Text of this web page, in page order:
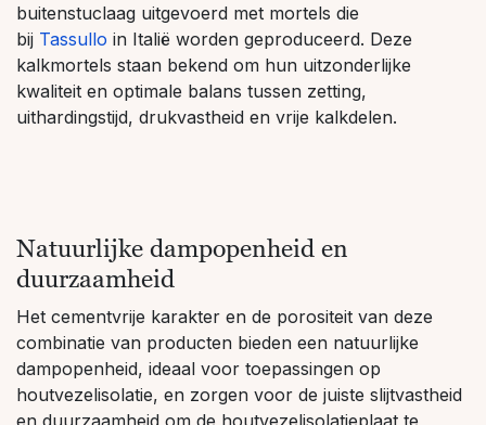
buitenstuclaag uitgevoerd met mortels die
bij Tassullo in Italië worden geproduceerd. Deze
kalkmortels staan bekend om hun uitzonderlijke
kwaliteit en optimale balans tussen zetting,
uithardingstijd, drukvastheid en vrije kalkdelen.
Natuurlijke dampopenheid en
duurzaamheid
Het cementvrije karakter en de porositeit van deze
combinatie van producten bieden een natuurlijke
dampopenheid, ideaal voor toepassingen op
houtvezelisolatie, en zorgen voor de juiste slijtvastheid
en duurzaamheid om de houtvezelisolatieplaat te